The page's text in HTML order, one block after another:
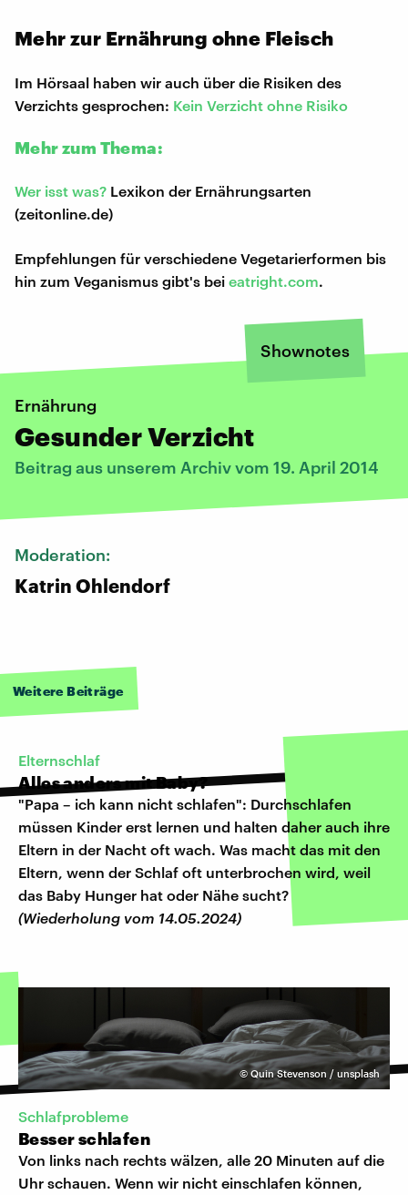
Mehr zur Ernährung ohne Fleisch
Im Hörsaal haben wir auch über die Risiken des
Verzichts gesprochen: Kein Verzicht ohne Risiko
Mehr zum Thema:
Wer isst was? Lexikon der Ernährungsarten
(zeitonline.de)
Empfehlungen für verschiedene Vegetarierformen bis
hin zum Veganismus gibt's bei eatright.com.
Shownotes
Ernährung
Gesunder Verzicht
Beitrag aus unserem Archiv vom 19. April 2014
Moderation:
Katrin Ohlendorf
Weitere Beiträge
Elternschlaf
Alles anders mit Baby?
"Papa – ich kann nicht schlafen": Durchschlafen
müssen Kinder erst lernen und halten daher auch ihre
Eltern in der Nacht oft wach. Was macht das mit den
Eltern, wenn der Schlaf oft unterbrochen wird, weil
das Baby Hunger hat oder Nähe sucht?
(Wiederholung vom 14.05.2024)
© Quin Stevenson / unsplash
Schlafprobleme
Besser schlafen
Von links nach rechts wälzen, alle 20 Minuten auf die
Uhr schauen. Wenn wir nicht einschlafen können,